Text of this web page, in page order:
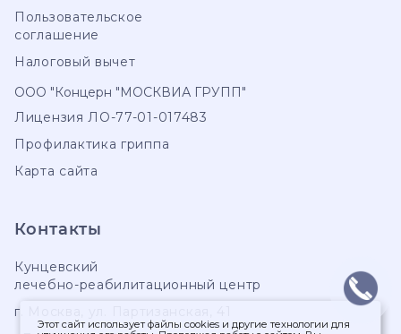
Пользовательское
соглашение
Налоговый вычет
ООО "Концерн "МОСКВИА ГРУПП"
Лицензия ЛО-77-01-017483
Профилактика гриппа
Карта сайта
Контакты
Кунцевский
лечебно-реабилитационный центр
г. Москва
Этот сайт использует файлы cookies и другие технологии для